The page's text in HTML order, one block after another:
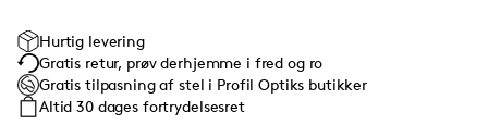
Hurtig levering
Gratis retur, prøv derhjemme i fred og ro
Gratis tilpasning af stel i Profil Optiks butikker
Altid 30 dages fortrydelsesret